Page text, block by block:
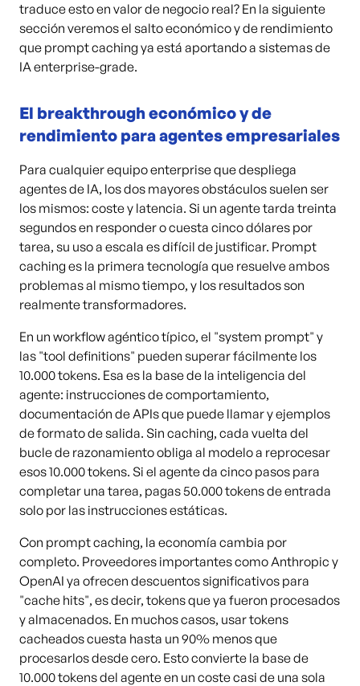
traduce esto en valor de negocio real? En la siguiente
sección veremos el salto económico y de rendimiento
que prompt caching ya está aportando a sistemas de
IA enterprise-grade.
El breakthrough económico y de
rendimiento para agentes empresariales
Para cualquier equipo enterprise que despliega
agentes de IA, los dos mayores obstáculos suelen ser
los mismos: coste y latencia. Si un agente tarda treinta
segundos en responder o cuesta cinco dólares por
tarea, su uso a escala es difícil de justificar. Prompt
caching es la primera tecnología que resuelve ambos
problemas al mismo tiempo, y los resultados son
realmente transformadores.
En un workflow agéntico típico, el "system prompt" y
las "tool definitions" pueden superar fácilmente los
10.000 tokens. Esa es la base de la inteligencia del
agente: instrucciones de comportamiento,
documentación de APIs que puede llamar y ejemplos
de formato de salida. Sin caching, cada vuelta del
bucle de razonamiento obliga al modelo a reprocesar
esos 10.000 tokens. Si el agente da cinco pasos para
completar una tarea, pagas 50.000 tokens de entrada
solo por las instrucciones estáticas.
Con prompt caching, la economía cambia por
completo. Proveedores importantes como Anthropic y
OpenAI ya ofrecen descuentos significativos para
"cache hits", es decir, tokens que ya fueron procesados
y almacenados. En muchos casos, usar tokens
cacheados cuesta hasta un 90% menos que
procesarlos desde cero. Esto convierte la base de
10.000 tokens del agente en un coste casi de una sola